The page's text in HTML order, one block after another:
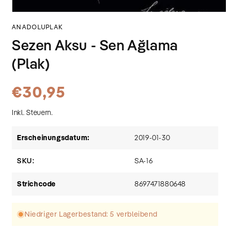
1
in
Modal
öffnen
ANADOLUPLAK
Sezen Aksu - Sen Ağlama
(Plak)
Normaler
Preis
€30,95
Inkl. Steuern.
Erscheinungsdatum: 2019-01-30
SKU: SA-16
Strichcode 8697471880648
Niedriger Lagerbestand: 5 verbleibend